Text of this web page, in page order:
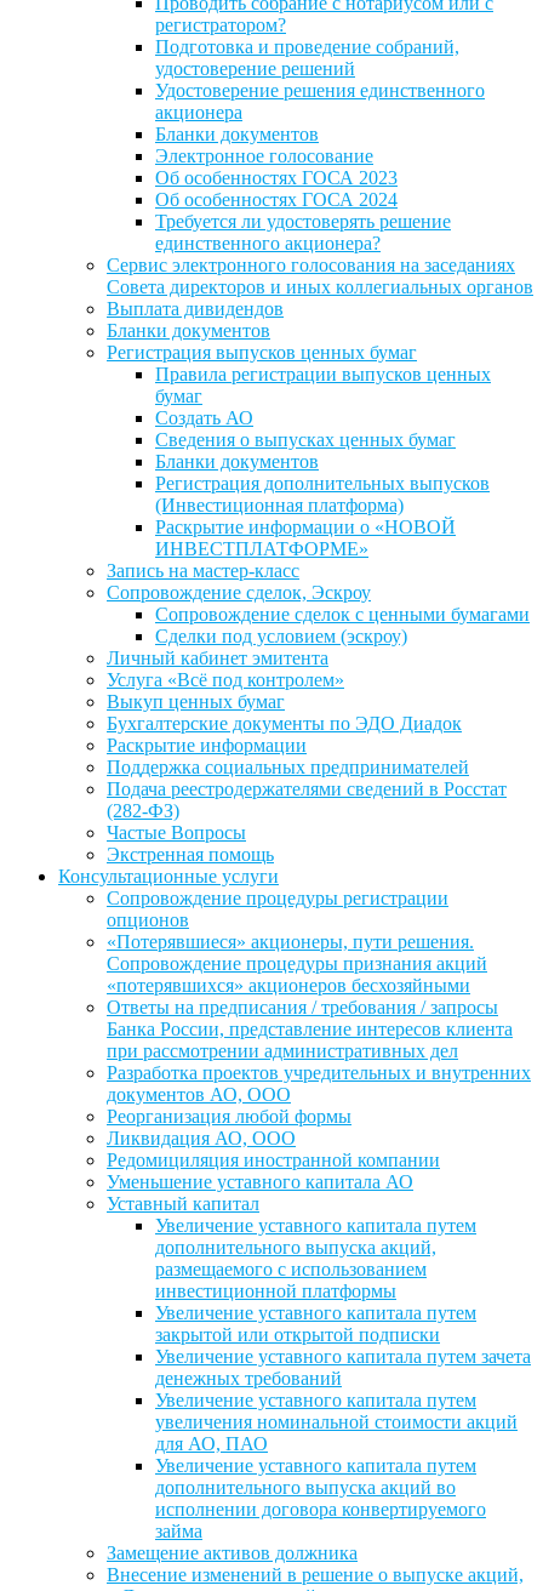
регистратором?
Подготовка и проведение собраний,
удостоверение решений
Удостоверение решения единственного
акционера
Бланки документов
Электронное голосование
Об особенностях ГОСА 2023
Об особенностях ГОСА 2024
Требуется ли удостоверять решение
единственного акционера?
Сервис электронного голосования на заседаниях
Совета директоров и иных коллегиальных органов
Выплата дивидендов
Бланки документов
Регистрация выпусков ценных бумаг
Правила регистрации выпусков ценных
бумаг
Создать АО
Сведения о выпусках ценных бумаг
Бланки документов
Регистрация дополнительных выпусков
(Инвестиционная платформа)
Раскрытие информации о «НОВОЙ
ИНВЕСТПЛАТФОРМЕ»
Запись на мастер-класс
Сопровождение сделок, Эскроу
Сопровождение сделок с ценными бумагами
Сделки под условием (эскроу)
Личный кабинет эмитента
Услуга «Всё под контролем»
Выкуп ценных бумаг
Бухгалтерские документы по ЭДО Диадок
Раскрытие информации
Поддержка социальных предпринимателей
Подача реестродержателями сведений в Росстат
(282-ФЗ)
Частые Вопросы
Экстренная помощь
Консультационные услуги
Сопровождение процедуры регистрации
опционов
«Потерявшиеся» акционеры, пути решения.
Сопровождение процедуры признания акций
«потерявшихся» акционеров бесхозяйными
Ответы на предписания / требования / запросы
Банка России, представление интересов клиента
при рассмотрении административных дел
Разработка проектов учредительных и внутренних
документов АО, ООО
Реорганизация любой формы
Ликвидация АО, ООО
Редомициляция иностранной компании
Уменьшение уставного капитала АО
Уставный капитал
Увеличение уставного капитала путем
дополнительного выпуска акций,
размещаемого с использованием
инвестиционной платформы
Увеличение уставного капитала путем
закрытой или открытой подписки
Увеличение уставного капитала путем зачета
денежных требований
Увеличение уставного капитала путем
увеличения номинальной стоимости акций
для АО, ПАО
Увеличение уставного капитала путем
дополнительного выпуска акций во
исполнении договора конвертируемого
займа
Замещение активов должника
Внесение изменений в решение о выпуске акций,